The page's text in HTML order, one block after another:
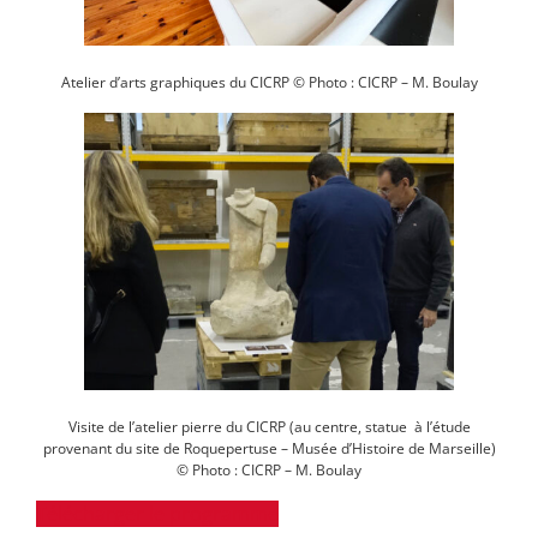
Atelier d’arts graphiques du CICRP © Photo : CICRP – M. Boulay
Visite de l’atelier pierre du CICRP (au centre, statue à l’étude
provenant du site de Roquepertuse – Musée d’Histoire de Marseille)
© Photo : CICRP – M. Boulay